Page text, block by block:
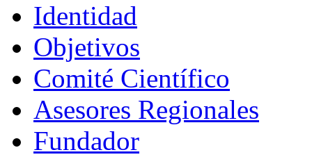
Identidad
Objetivos
Comité Científico
Asesores Regionales
Fundador